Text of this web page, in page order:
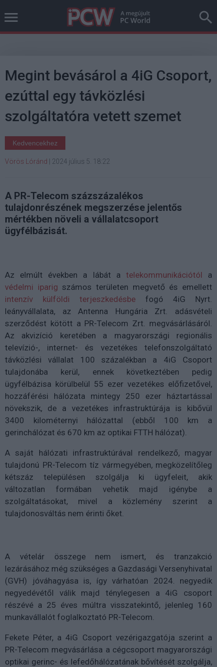
Megint bevásárol a 4iG Csoport,
ezúttal egy távközlési
szolgáltatóra vetett szemet
Kedvencekhez
Vörös Lóránd 2024 július 5. 18:22
A PR-Telecom százszázalékos
tulajdonrészének megszerzése jelentős
mértékben növeli a vállalatcsoport
ügyfélbázisát.
Az elmúlt években a lábát a telekommunikációtól a
védelmi iparig számos területen megvető és emellett
intenzív külföldi terjeszkedésbe fogó 4iG Nyrt.
leányvállalata, az Antenna Hungária Zrt. adásvételi
szerződést kötött a PR-Telecom Zrt. megvásárlásáról.
Az akvizíció keretében a magyarországi regionális
televízió-, internet- és vezetékes telefonszolgáltató
távközlési vállalat 100 százalékban a 4iG Csoport
tulajdonába kerül, ennek következtében pedig
ügyfélbázisa körülbelül 55 ezer vezetékes előfizetővel,
hozzáférési hálózata mintegy 250 ezer háztartással
növekszik, de a vezetékes infrastruktúrája is kibővül
3400 kilométernyi hálózattal (ebből 100 km a
gerinchálózat és 670 km az optikai FTTH hálózat).
A saját hálózati infrastruktúrával rendelkező, magyar
tulajdonú PR-Telecom tíz vármegyében, megközelítőleg
kétszáz településen szolgálja ki ügyfeleit, akik
változatlan formában vehetik majd igénybe a
szolgáltatásokat, mivel a közlemény szerint a
tulajdonosváltás nem érinti őket.
A vételár összege nem ismert, és tranzakció
lezárásához még szükséges a Gazdasági Versenyhivatal
(GVH) jóváhagyása is, így várhatóan 2024. negyedik
negyedévétől válik majd ténylegesen a 4iG csoport
részévé a 25 éves múltra visszatekintő, jelenleg 160
munkavállalót foglalkoztató PR-Telecom.
Fekete Péter, a 4iG Csoport vezérigazgatója szerint a
PR-Telecom megvásárlása a cégcsoport magyarországi
optikai gerinc- és lefedőhálózatának bővítését szolgálja,